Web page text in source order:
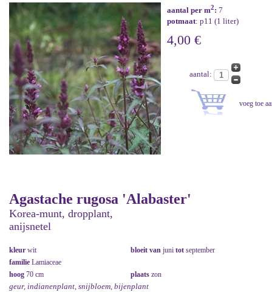
aantal per m2: 7
potmaat: p11 (1 liter)
4,00 €
aantal:
Agastache rugosa 'Alabaster'
Korea-munt, dropplant,
anijsnetel
kleur wit bloeit van juni tot september
familie Lamiaceae
hoog 70 cm plaats zon
geur, indianenplant, snijbloem, bijenplant